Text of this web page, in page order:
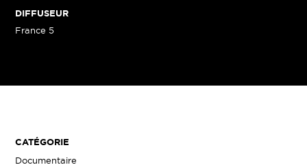
DIFFUSEUR
France 5
CATÉGORIE
Documentaire